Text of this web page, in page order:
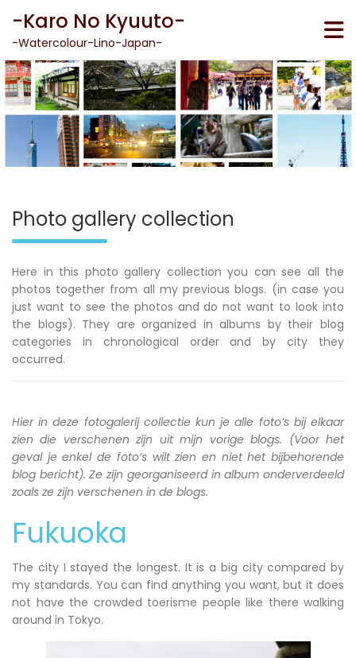
content
-Karo No Kyuuto-
-Watercolour-Lino-Japan-
Photo gallery collection
Here in this photo gallery collection you can see all the
photos together from all my previous blogs. (in case you
just want to see the photos and do not want to look into
the blogs). They are organized in albums by their blog
categories in chronological order and by city they
occurred.
Hier in deze fotogalerij collectie kun je alle foto’s bij elkaar
zien die verschenen zijn uit mijn vorige blogs. (Voor het
geval je enkel de foto’s wilt zien en niet het bijbehorende
blog bericht). Ze zijn georganiseerd in album onderverdeeld
zoals ze zijn verschenen in de blogs.
Fukuoka
The city I stayed the longest. It is a big city compared by
my standards. You can find anything you want, but it does
not have the crowded toerisme people like there walking
around in Tokyo.